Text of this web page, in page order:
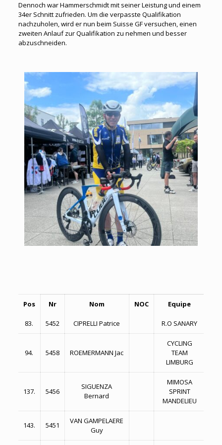
Dennoch war Hammerschmidt mit seiner Leistung und einem
34er Schnitt zufrieden. Um die verpasste Qualifikation
nachzuholen, wird er nun beim Suisse GF versuchen, einen
zweiten Anlauf zur Qualifikation zu nehmen und besser
abzuschneiden.
Pos Nr Nom NOC Equipe
83. 5452 CIPRELLI Patrice R.O SANARY
94. 5458 ROEMERMANN Jac
CYCLING
TEAM
LIMBURG
137. 5456
SIGUENZA
Bernard
MIMOSA
SPRINT
MANDELIEU
143. 5451
VAN GAMPELAERE
Guy